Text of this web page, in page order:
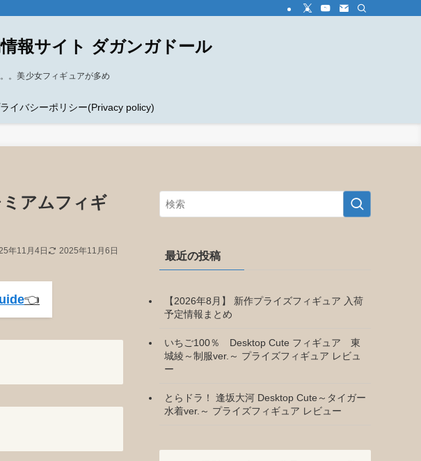
報サイト ダガンガドール
。美少女フィギュアが多め
イバシーポリシー(Privacy policy)
アムフィギ
年11月4日 2025年11月6日
👈️
最近の投稿
【2026年8月】 新作プライズフィギュア 入荷
予定情報まとめ
いちご100％ Desktop Cute フィギュア 東
城綾～制服ver.～ プライズフィギュア レビュ
ー
とらドラ！ 逢坂大河 Desktop Cute～タイガー
水着ver.～ プライズフィギュア レビュー